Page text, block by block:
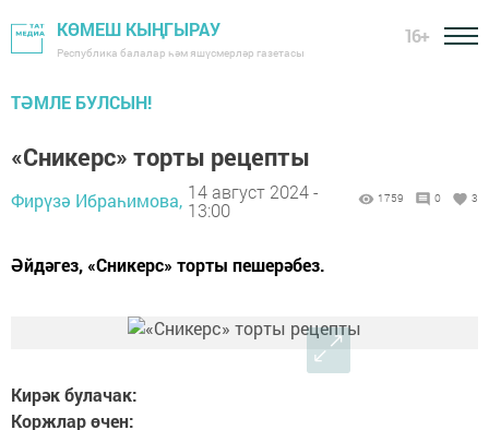
КӨМЕШ КЫҢГЫРАУ
Республика балалар һәм яшүсмерләр газетасы
16+
ТӘМЛЕ БУЛСЫН!
«Сникерс» торты рецепты
Фирүзә Ибраһимова, 14 август 2024 -
13:00
1759 0 3
Әйдәгез, «Сникерс» торты пешерәбез.
Кирәк булачак:
Коржлар өчен: